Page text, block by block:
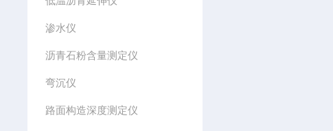
渗水仪
沥青石粉含量测定仪
弯沉仪
路面构造深度测定仪